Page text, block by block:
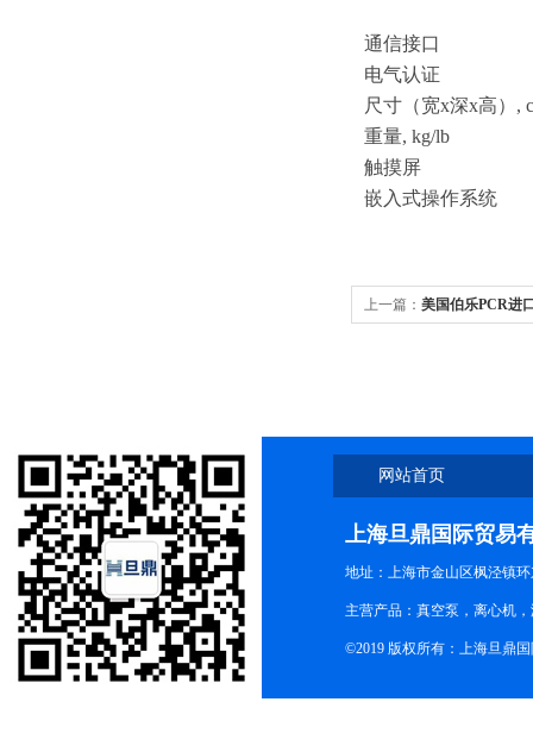
通信接口
电气认证
尺寸（宽x深x高）,
重量, kg/lb
触摸屏
嵌入式操作系统
上一篇： 美国伯乐PCR进
网站首页
上海旦鼎国际贸易
地址：上海市金山区枫泾镇
主营产品：真空泵，离心机
©2019 版权所有：上海旦鼎